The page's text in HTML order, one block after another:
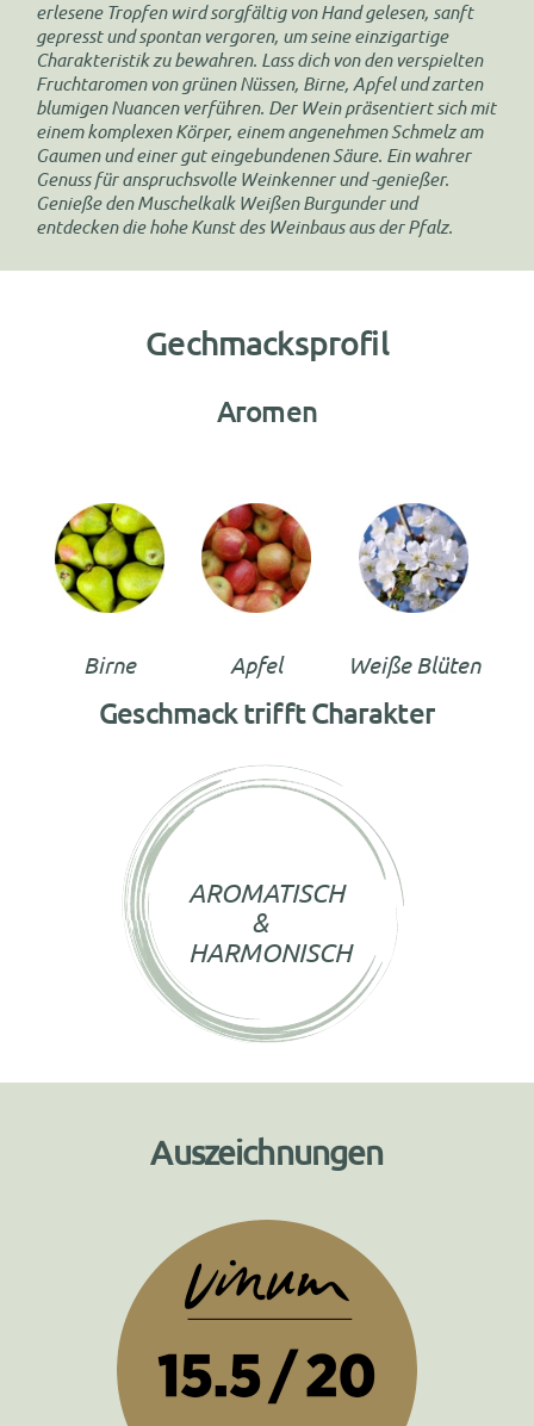
erlesene Tropfen wird sorgfältig von Hand gelesen, sanft
gepresst und spontan vergoren, um seine einzigartige
Charakteristik zu bewahren. Lass dich von den verspielten
Fruchtaromen von grünen Nüssen, Birne, Apfel und zarten
blumigen Nuancen verführen. Der Wein präsentiert sich mit
einem komplexen Körper, einem angenehmen Schmelz am
Gaumen und einer gut eingebundenen Säure. Ein wahrer
Genuss für anspruchsvolle Weinkenner und -genießer.
Genieße den Muschelkalk Weißen Burgunder und
entdecken die hohe Kunst des Weinbaus aus der Pfalz.
Gechmacksprofil
Geschmack trifft Charakter
AROMATISCH
&
HARMONISCH
Aromen
Birne Apfel Weiße Blüten
Auszeichnungen